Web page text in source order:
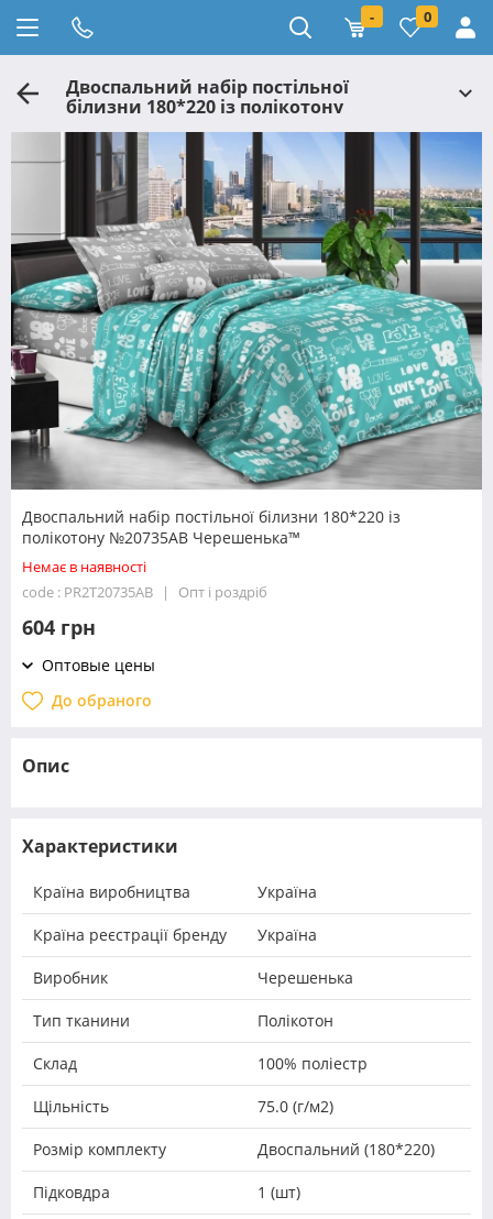
- 0
Двоспальний набір постільної
білизни 180*220 із полікотону
№20735AB Черешенька™
Двоспальний набір постільної білизни 180*220 із
полікотону №20735AB Черешенька™
Немає в наявності
code : PR2T20735AB
Опт і роздріб
604 грн
Оптовые цены
До обраного
Опис
Характеристики
Країна виробництва Україна
Країна реєстрації бренду Україна
Виробник Черешенька
Тип тканини Полікотон
Склад 100% поліестр
Щільність 75.0 (г/м2)
Розмір комплекту Двоспальний (180*220)
Підковдра 1 (шт)